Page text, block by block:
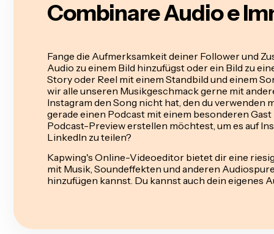
Combinare Audio e
Fange die Aufmerksamkeit deiner Follower und
Audio zu einem Bild hinzufügst oder ein Bild zu
Story oder Reel mit einem Standbild und einem
wir alle unseren Musikgeschmack gerne mit
Instagram den Song nicht hat, den du verwenden
gerade einen Podcast mit einem besonderen
Podcast-Preview erstellen möchtest, um es auf
LinkedIn zu teilen?
Kapwing's Online-Videoeditor bietet dir eine
mit Musik, Soundeffekten und anderen
hinzufügen kannst. Du kannst auch dein eigenes